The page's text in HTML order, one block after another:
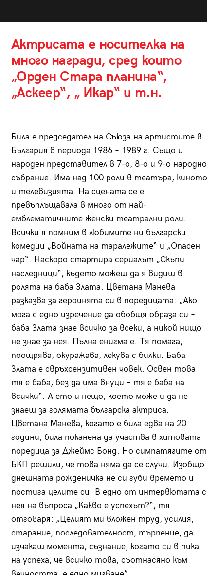
Актрисата е носителка на
много награди, сред които
„Орден Стара планина“,
„Аскеер“, „ Икар“ и т.н.
Била е председател на Съюза на артистите в
България в периода 1986 – 1989 г. Също и
народен представител в 7-о, 8-о и 9-о народно
събрание. Има над 100 роли в театъра, киното
и телевизията. На сцената се е
превъплъщавала в много от най-
емблематичните женски театрални роли.
Всички я помним в любимите ни български
комедии „Войната на таралежите“ и „Опасен
чар“. Наскоро стартира сериалът „Скъпи
наследници“, където можеш да я видиш в
ролята на баба Злата. Цветана Манева
разказва за героинята си в поредицата: „Ако
мога с едно изречение да обобщя образа си –
баба Злата знае всичко за всеки, а никой нищо
не знае за нея. Пълна енигма е. Тя помага,
поощрява, окуражава, лекува с билки. Баба
Злата е свръхсензитивен човек. Освен това
тя е баба, без да има внуци – тя е баба на
всички“. А ето и нещо, което може и да не
знаеш за голямата българска актриса.
Цветана Манева, когато е била едва на 20
години, била поканена да участва в хитовата
поредица за Джеймс Бонд. Но симпатягите от
БКП решили, че това няма да се случи. Изобщо
днешната рожденичка не си губи времето и
постига целите си. В едно от интервютата с
нея на въпроса „Какво е успехът?“, тя
отговаря: „Целият ми вложен труд, усилия,
старание, последователност, търпение, да
изчакаш момента, съзнание, когато си в пика
на успеха, че всичко това, съотнасяно към